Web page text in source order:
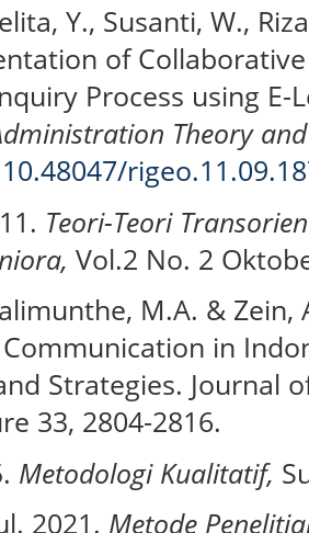
Y., Susanti, W.,
of
Process using E-
Theory
10.48047/
Teori-Teori
Vol.2 No. 2
M.A. & Zein,
in
Strategies. Journal
33, 2804-2816.
Metodologi Kualitatif,
2021. Metode